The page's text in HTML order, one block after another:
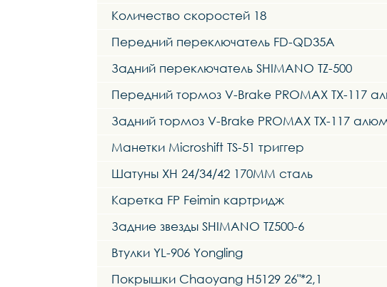
Количество скоростей 18
Передний переключатель FD-QD35A
Задний переключатель SHIMANO TZ-500
Передний тормоз V-Brake PROMAX TX-117
Задний тормоз V-Brake PROMAX TX-117
Манетки Microshift TS-51 триггер
Шатуны XH 24/34/42 170MM сталь
Каретка FP Feimin картридж
Задние звезды SHIMANO TZ500-6
Втулки YL-906 Yongling
Покрышки Chaoyang H5129 26"*2,1